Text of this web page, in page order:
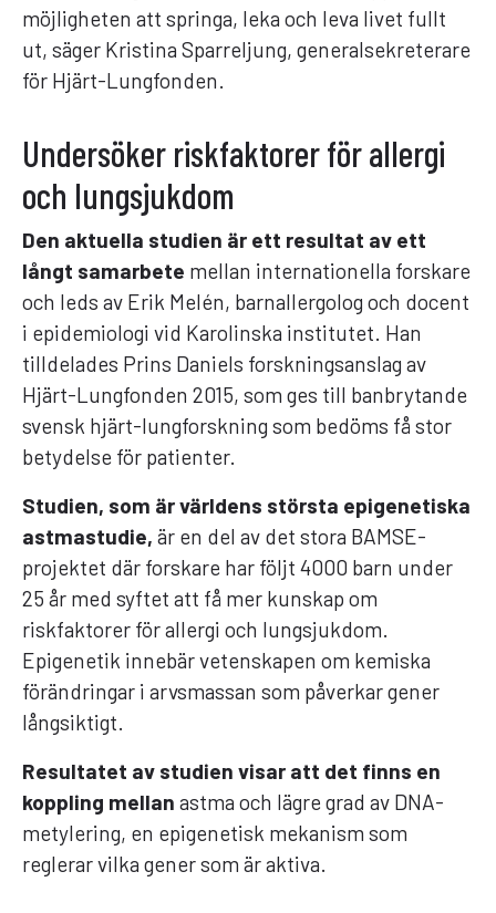
möjligheten att springa, leka och leva livet fullt
ut, säger Kristina Sparreljung, generalsekreterare
för Hjärt-Lungfonden.
Undersöker riskfaktorer för allergi
och lungsjukdom
Den aktuella studien är ett resultat av ett
långt samarbete mellan internationella forskare
och leds av Erik Melén, barnallergolog och docent
i epidemiologi vid Karolinska institutet. Han
tilldelades Prins Daniels forskningsanslag av
Hjärt-Lungfonden 2015, som ges till banbrytande
svensk hjärt-lungforskning som bedöms få stor
betydelse för patienter.
Studien, som är världens största epigenetiska
astmastudie, är en del av det stora BAMSE-
projektet där forskare har följt 4000 barn under
25 år med syftet att få mer kunskap om
riskfaktorer för allergi och lungsjukdom.
Epigenetik innebär vetenskapen om kemiska
förändringar i arvsmassan som påverkar gener
långsiktigt.
Resultatet av studien visar att det finns en
koppling mellan astma och lägre grad av DNA-
metylering, en epigenetisk mekanism som
reglerar vilka gener som är aktiva.